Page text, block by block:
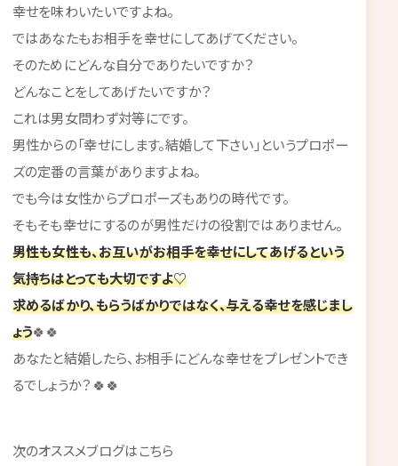
幸せを味わいたいですよね。
ではあなたもお相手を幸せにしてあげてください。
そのためにどんな自分でありたいですか？
どんなことをしてあげたいですか？
これは男女問わず対等にです。
男性からの「幸せにします。結婚して下さい」というプロポー
ズの定番の言葉がありますよね。
でも今は女性からプロポーズもありの時代です。
そもそも幸せにするのが男性だけの役割ではありません。
男性も女性も、お互いがお相手を幸せにしてあげるという
気持ちはとっても大切ですよ♡
求めるばかり、もらうばかりではなく、与える幸せを感じまし
ょう🍀🍀
あなたと結婚したら、お相手にどんな幸せをプレゼントでき
るでしょうか？🍀🍀
次のオススメブログはこちら